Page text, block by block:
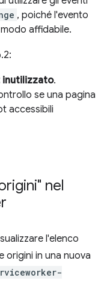
, poiché l'evento
affidabile.
inutilizzato.
se una pagina
accessibili
nel
l'elenco
origini in una nuova